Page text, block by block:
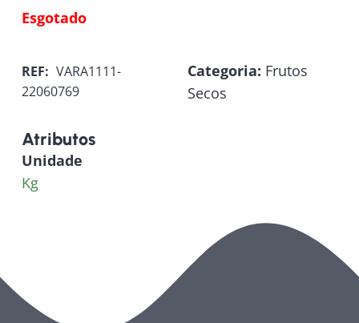
Esgotado
REF: VARA1111-
22060769
Categoria: Frutos
Secos
Atributos
Unidade
Kg